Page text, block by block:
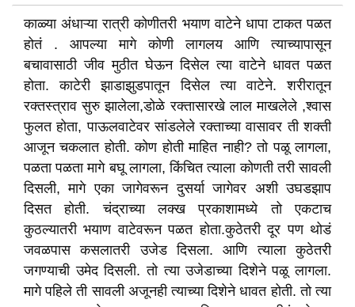
काळ्या अंधाऱ्या रात्री कोणीतरी भयाण वाटेने धापा टाकत पळत
होतं . आपल्या मागे कोणी लागलय आणि त्याच्यापासून
बचावासाठी जीव मुठीत घेऊन दिसेल त्या वाटेने धावत पळत
होता. काटेरी झाडाझुडपातून दिसेल त्या वाटेने. शरीरातून
रक्तस्त्राव सुरु झालेला,डोळे रक्तासारखे लाल माखलेले ,श्वास
फुलत होता, पाऊलवाटेवर सांडलेले रक्ताच्या वासावर ती शक्ती
आजून चकलात होती. कोण होती माहित नाही? तो पळू लागला,
पळता पळता मागे बघू लागला, किंचित त्याला कोणती तरी सावली
दिसली, मागे एका जागेवरून दुसर्या जागेवर अशी उघडझाप
दिसत होती. चंद्राच्या लक्ख प्रकाशामध्ये तो एकटाच
कुठल्यातरी भयाण वाटेवरून पळत होता.कुठेतरी दूर पण थोडं
जवळपास कसलातरी उजेड दिसला. आणि त्याला कुठेतरी
जगण्याची उमेद दिसली. तो त्या उजेडाच्या दिशेने पळू लागला.
मागे पहिले ती सावली अजूनही त्याच्या दिशेने धावत होती. तो त्या